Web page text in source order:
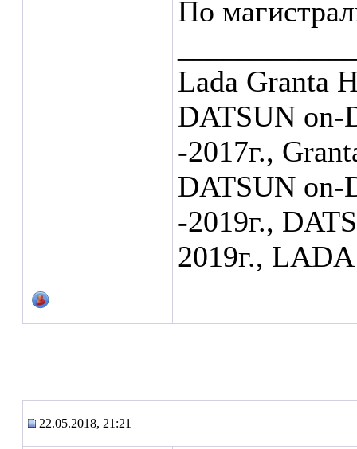
По
Lada Granta
DATSUN on-
-2017г.,
DATSUN
-2019г.,
2019г.,
22.05.2018, 21:21